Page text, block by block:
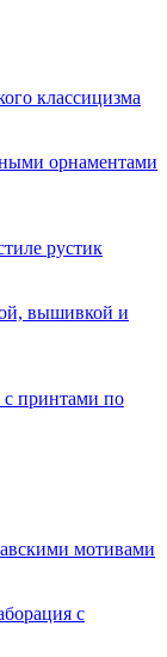
классицизма
орнаментами
рустик
вышивкой и
с принтами по
мотивами
с